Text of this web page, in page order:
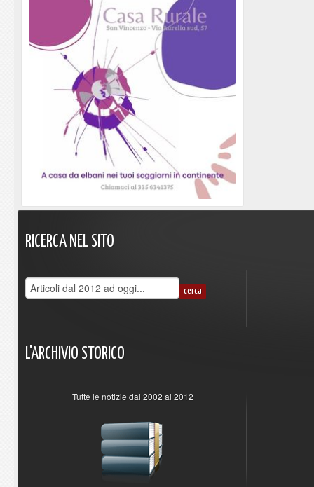
RICERCA NEL SITO
L'ARCHIVIO STORICO
Tutte le notizie dal 2002 al 2012